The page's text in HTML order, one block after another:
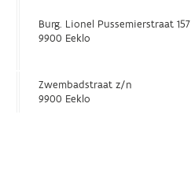
Burg. Lionel Pussemierstraat 157
9900 Eeklo
Zwembadstraat z/n
9900 Eeklo